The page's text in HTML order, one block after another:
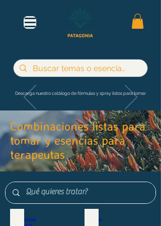
Descarga nuestro catálogo de fórmulas y spray listos para tomar
Combinaciones listas para
tomar y esencias para
terapeutas
Maternidad e infancia Adultos y jóvenes